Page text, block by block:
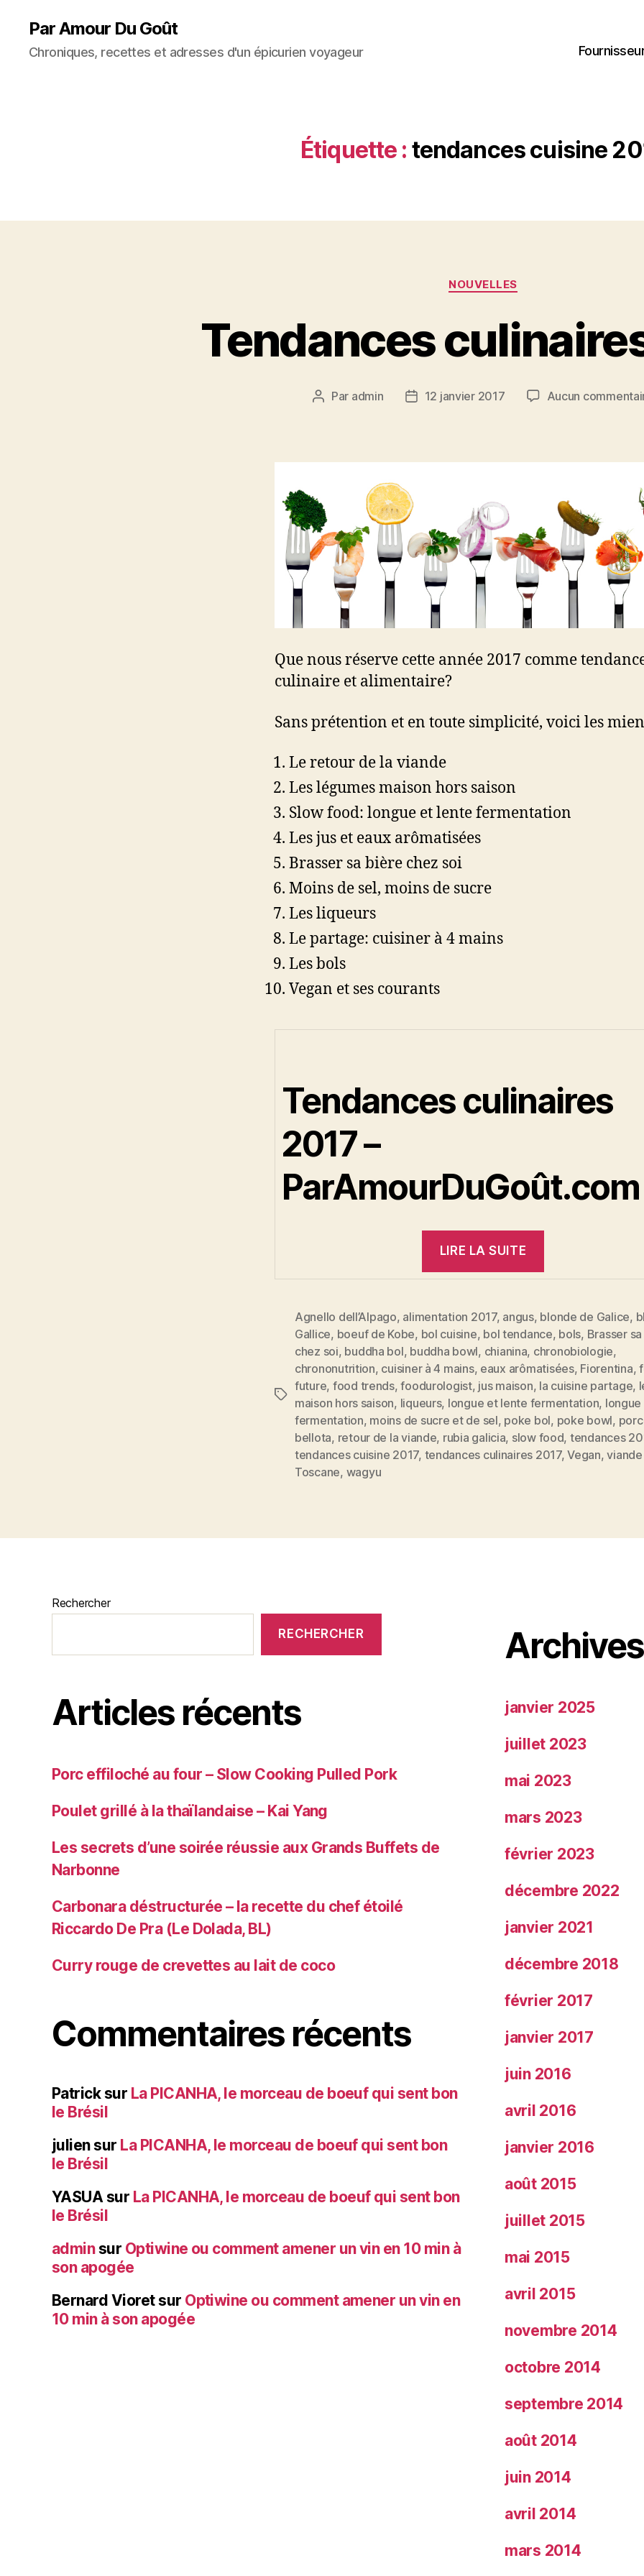
Par Amour Du Goût
Chroniques, recettes et adresses d'un épicurien voyageur
Étiquette : tendances cuisine
Catégories
NOUVELLES
Tendances
Auteur
Par admin
Date12 janvier 2017 Aucun
Que nous réserve cette année 2017 comme
culinaire et alimentaire?
Sans prétention et en toute simplicité, voici les
Le retour de la viande
Les légumes maison hors saison
Slow food: longue et lente fermentation
Les jus et eaux arômatisées
Brasser sa bière chez soi
Moins de sel, moins de sucre
Les liqueurs
Le partage: cuisiner à 4 mains
Les bols
Vegan et ses courants
Tendances culinaires
2017 –
ParAmourDuGoût.com
LIRE LA SUITE
2017 »
Étiquettes
Agnello dell’Alpago, alimentation 2017, angus, blonde de Galice,
Gallice, boeuf de Kobe, bol cuisine, bol tendance, bols, Brasser
chez soi, buddha bol, buddha bowl, chianina, chronobiologie,
chrononutrition, cuisiner à 4 mains, eaux arômatisées, Fiorentina,
future, food trends,foodurologist, jus maison, la cuisine partage,
maison hors saison, liqueurs, longue et lente fermentation, longue
fermentation, moins de sucre et de sel, poke bol, poke bowl,
bellota, retour de la viande, rubia galicia, slow food, tendances
tendances cuisine 2017, tendances culinaires 2017,Vegan,viande
Toscane, wagyu
Rechercher
RECHERCHER
Articles récents
Porc effiloché au four – Slow Cooking Pulled Pork
Poulet grillé à la thaïlandaise – Kai Yang
Les secrets d’une soirée réussie aux Grands Buffets de
Narbonne
Carbonara déstructurée – la recette du chef étoilé
Riccardo De Pra (Le Dolada, BL)
Curry rouge de crevettes au lait de coco
Commentaires récents
Patricksur La PICANHA, le morceau de boeuf qui sent bon
le Brésil
juliensur La PICANHA, le morceau de boeuf qui sent bon
le Brésil
YASUAsur La PICANHA, le morceau de boeuf qui sent bon
le Brésil
adminsur Optiwine ou comment amener un vin en 10 min à
son apogée
Bernard Vioretsur Optiwine ou comment amener un vin en
10 min à son apogée
Archives
janvier 2025
juillet 2023
mai 2023
mars 2023
février 2023
décembre 2022
janvier 2021
décembre 2018
février 2017
janvier 2017
juin 2016
avril 2016
janvier 2016
août 2015
juillet 2015
mai 2015
avril 2015
novembre 2014
octobre 2014
septembre 2014
août 2014
juin 2014
avril 2014
mars 2014